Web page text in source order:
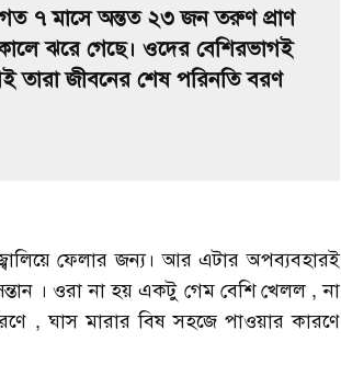
৭ মাসে অন্তত ২৩ জন তরুণ প্রাণ
ঝরে গেছে। ওদের বেশিরভাগই
জীবনের শেষ পরিনতি বরণ
ফেলার জন্য। আর এটার অপব্যবহারই
। ওরা না হয় একটু গেম বেশি খেলল , না
, ঘাস মারার বিষ সহজে পাওয়ার কারণে